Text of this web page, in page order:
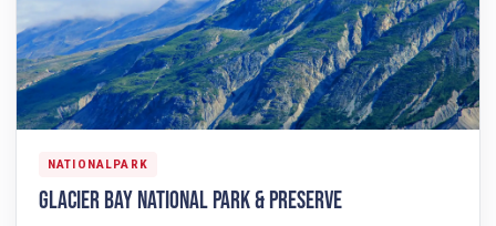
NATIONALPARK
Glacier Bay National Park & Preserve